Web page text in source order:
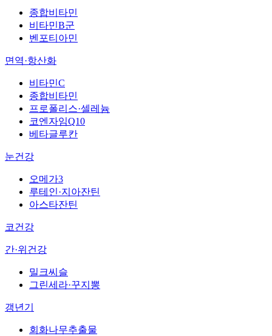
종합비타민
비타민B군
벤포티아민
면역·항산화
비타민C
종합비타민
프로폴리스·셀레늄
코엔자임Q10
베타글루칸
눈건강
오메가3
루테인·지아잔틴
아스타잔틴
코건강
간·위건강
밀크씨슬
그린세라·꾸지뽕
갱년기
회화나무추출물